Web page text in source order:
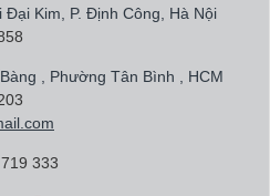
Kim, P. Định Công, Hà Nội
, Phường Tân Bình , HCM
333